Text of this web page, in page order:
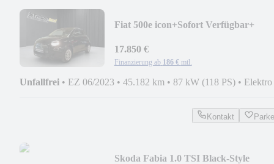
Fiat 500e icon+Sofort Verfügbar+
17.850 €
Finanzierung ab 186 € mtl.
Unfallfrei • EZ 06/2023 • 45.182 km • 87 kW (118 PS) • Elektro
Kontakt
Skoda Fabia 1.0 TSI Black-Style